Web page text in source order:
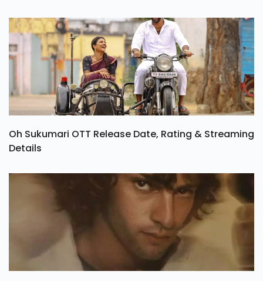
Oh Sukumari OTT Release Date, Rating & Streaming
Details